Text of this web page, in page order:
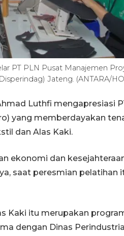
PT PLN Pusat Manajemen
Jateng. (ANTARA/
Luthfi mengapresiasi
yang memberdayakan
dan Alas Kaki.
ekonomi dan
saat peresmian pelatihan
Kaki itu merupakan
dengan Dinas